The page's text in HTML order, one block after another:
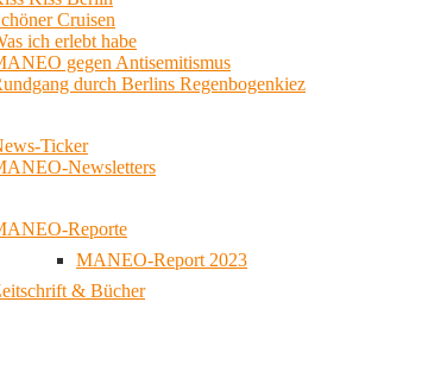
Cruisen
ich erlebt habe
gegen Antisemitismus
durch Berlins Regenbogenkiez
Ticker
Newsletters
Reporte
MANEO-Report 2023
& Bücher